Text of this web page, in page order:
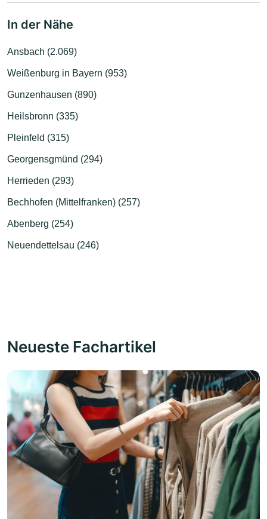
In der Nähe
Ansbach (2.069)
Weißenburg in Bayern (953)
Gunzenhausen (890)
Heilsbronn (335)
Pleinfeld (315)
Georgensgmünd (294)
Herrieden (293)
Bechhofen (Mittelfranken) (257)
Abenberg (254)
Neuendettelsau (246)
Neueste Fachartikel